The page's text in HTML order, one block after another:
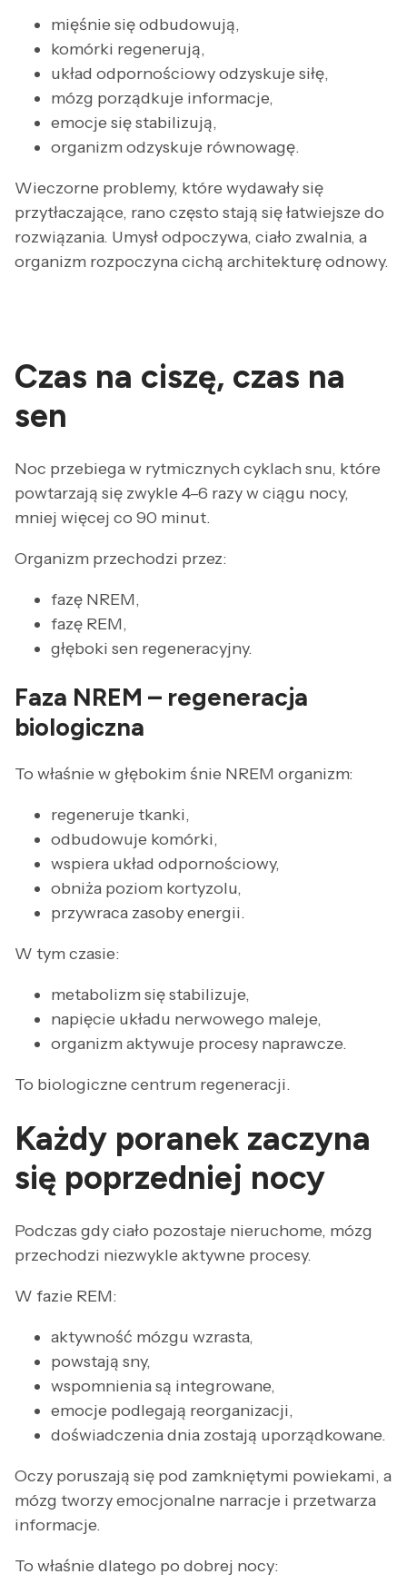
mięśnie się odbudowują,
komórki regenerują,
układ odpornościowy odzyskuje siłę,
mózg porządkuje informacje,
emocje się stabilizują,
organizm odzyskuje równowagę.
Wieczorne problemy, które wydawały się
przytłaczające, rano często stają się łatwiejsze do
rozwiązania. Umysł odpoczywa, ciało zwalnia, a
organizm rozpoczyna cichą architekturę odnowy.
Czas na ciszę, czas na
sen
Noc przebiega w rytmicznych cyklach snu, które
powtarzają się zwykle 4–6 razy w ciągu nocy,
mniej więcej co 90 minut.
Organizm przechodzi przez:
fazę NREM,
fazę REM,
głęboki sen regeneracyjny.
Faza NREM – regeneracja
biologiczna
To właśnie w głębokim śnie NREM organizm:
regeneruje tkanki,
odbudowuje komórki,
wspiera układ odpornościowy,
obniża poziom kortyzolu,
przywraca zasoby energii.
W tym czasie:
metabolizm się stabilizuje,
napięcie układu nerwowego maleje,
organizm aktywuje procesy naprawcze.
To biologiczne centrum regeneracji.
Każdy poranek zaczyna
się poprzedniej nocy
Podczas gdy ciało pozostaje nieruchome, mózg
przechodzi niezwykle aktywne procesy.
W fazie REM:
aktywność mózgu wzrasta,
powstają sny,
wspomnienia są integrowane,
emocje podlegają reorganizacji,
doświadczenia dnia zostają uporządkowane.
Oczy poruszają się pod zamkniętymi powiekami, a
mózg tworzy emocjonalne narracje i przetwarza
informacje.
To właśnie dlatego po dobrej nocy: